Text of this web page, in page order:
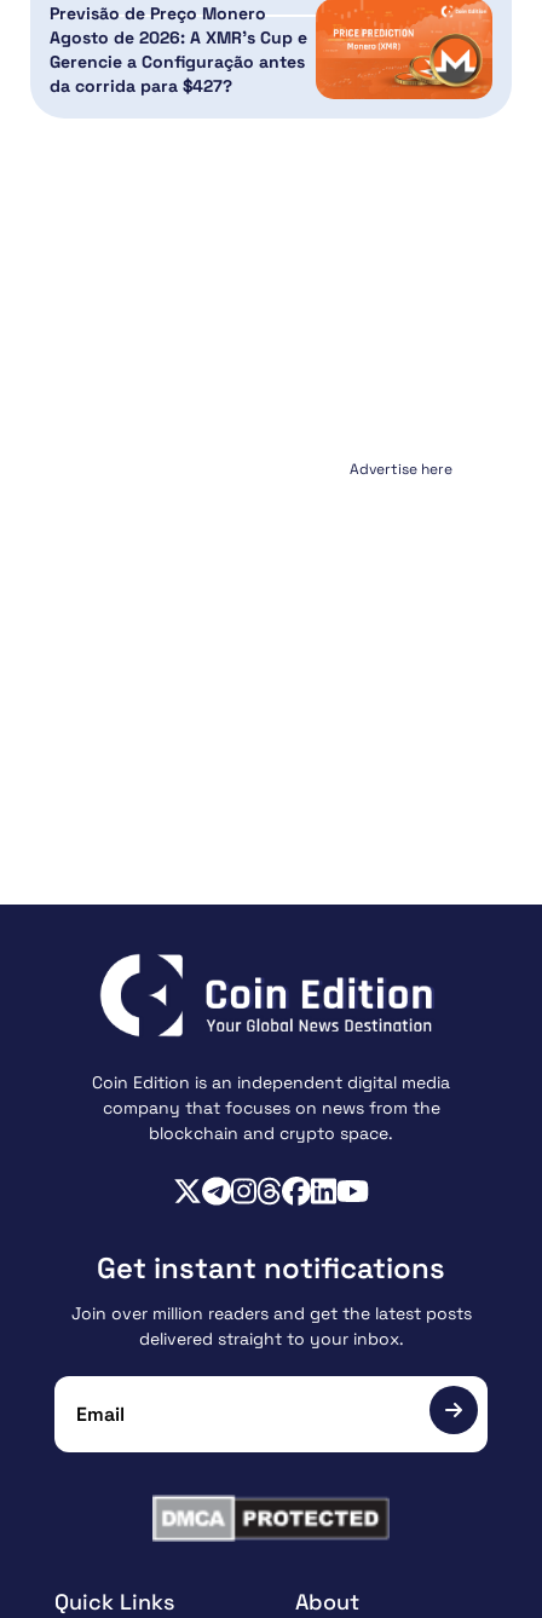
Previsão de Preço Monero
Agosto de 2026: A XMR’s Cup e
Gerencie a Configuração antes
da corrida para $427?
Advertise here
Coin Edition is an independent digital media
company that focuses on news from the
blockchain and crypto space.
Quick Links About
Get instant notifications
Join over million readers and get the latest posts
delivered straight to your inbox.